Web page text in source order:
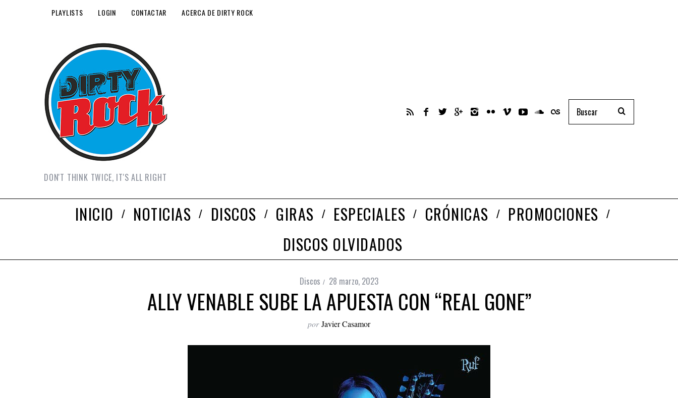
PLAYLISTS LOGIN CONTACTAR ACERCA DE DIRTY ROCK
DON'T THINK TWICE, IT'S ALL RIGHT
INICIO NOTICIAS DISCOS GIRAS ESPECIALES CRÓNICAS
PROMOCIONES
DISCOS OLVIDADOS
Discos 28 marzo, 2023
ALLY VENABLE SUBE LA APUESTA CON “REAL GONE”
por Javier Casamor